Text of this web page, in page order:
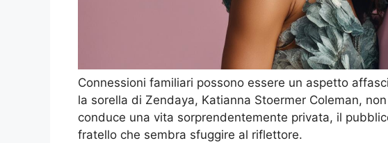
Connessioni familiari possono essere un aspetto
la sorella di Zendaya, Katianna Stoermer Coleman,
conduce una vita sorprendentemente privata, il
fratello che sembra sfuggire al riflettore.